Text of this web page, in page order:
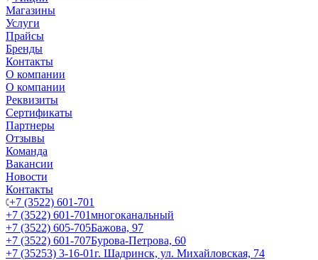
Магазины
Услуги
Прайсы
Бренды
Контакты
О компании
О компании
Реквизиты
Сертификаты
Партнеры
Отзывы
Команда
Вакансии
Новости
Контакты
+7 (3522) 601-701
+7 (3522) 601-701многоканальный
+7 (3522) 605-705Бажова, 97
+7 (3522) 601-707Бурова-Петрова, 60
+7 (35253) 3-16-01г. Шадринск, ул. Михайловская, 74